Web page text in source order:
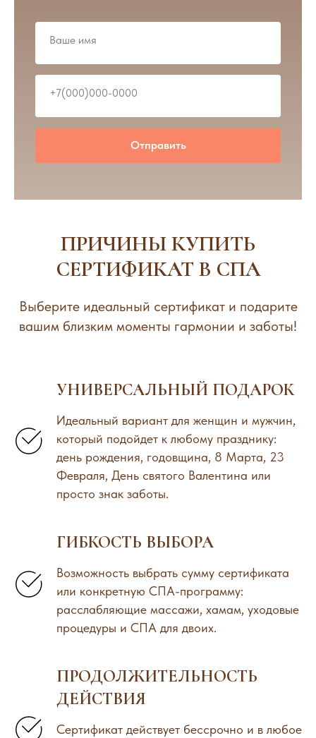
Ваше имя
+7(000)000-0000
Отправить
ПРИЧИНЫ КУПИТЬ
СЕРТИФИКАТ В СПА
Выберите идеальный сертификат и подарите
вашим близким моменты гармонии и заботы!
УНИВЕРСАЛЬНЫЙ ПОДАРОК
Идеальный вариант для женщин и мужчин,
который подойдет к любому празднику:
день рождения, годовщина, 8 Марта, 23
Февраля, День святого Валентина или
просто знак заботы.
ГИБКОСТЬ ВЫБОРА
Возможность выбрать сумму сертификата
или конкретную СПА-программу:
расслабляющие массажи, хамам, уходовые
процедуры и СПА для двоих.
ПРОДОЛЖИТЕЛЬНОСТЬ
ДЕЙСТВИЯ
Сертификат действует бессрочно и в любое